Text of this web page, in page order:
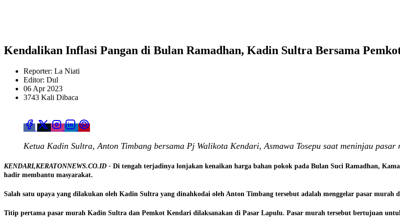
Kendalikan Inflasi Pangan di Bulan Ramadhan, Kadin Sultra Bersama
Reporter: La Niati
Editor: Dul
06 Apr 2023
3743 Kali Dibaca
Ketua Kadin Sultra, Anton Timbang bersama Pj Walikota Kendari, Asmawa Tosepu saat meninjau
KENDARI,KERATONNEWS.CO.ID - Di tengah terjadinya lonjakan kenaikan harga bahan pokok pada Bulan Suci Ramadhan,
hadir membantu masyarakat.
Salah satu upaya yang dilakukan oleh Kadin Sultra yang dinahkodai oleh Anton Timbang tersebut adalah menggelar pasar
Titip pertama pasar murah Kadin Sultra dan Pemkot Kendari dilaksanakan di Pasar Lapulu. Pasar murah tersebut bertujuan